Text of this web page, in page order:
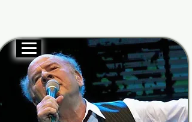
Sito ufficiale